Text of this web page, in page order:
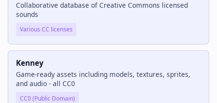
Collaborative database of Creative Commons licensed
sounds
Various CC licenses
Kenney
Game-ready assets including models, textures, sprites,
and audio - all CC0
CC0 (Public Domain)